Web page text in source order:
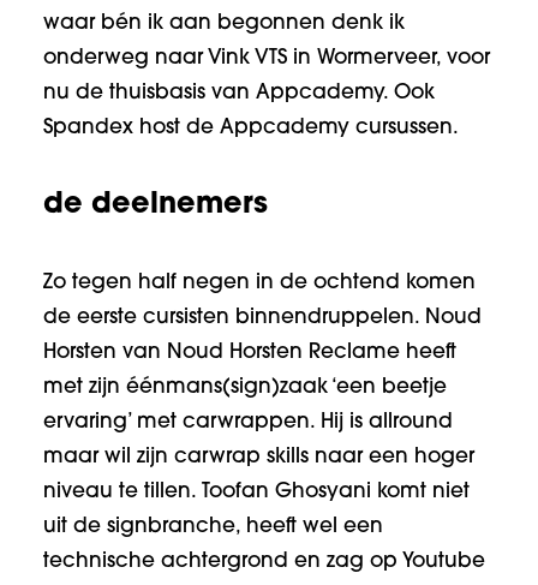
waar bén ik aan begonnen denk ik
onderweg naar Vink VTS in Wormerveer, voor
nu de thuisbasis van Appcademy. Ook
Spandex host de Appcademy cursussen.
de deelnemers
Zo tegen half negen in de ochtend komen
de eerste cursisten binnendruppelen. Noud
Horsten van Noud Horsten Reclame heeft
met zijn éénmans(sign)zaak ‘een beetje
ervaring’ met carwrappen. Hij is allround
maar wil zijn carwrap skills naar een hoger
niveau te tillen. Toofan Ghosyani komt niet
uit de signbranche, heeft wel een
technische achtergrond en zag op Youtube